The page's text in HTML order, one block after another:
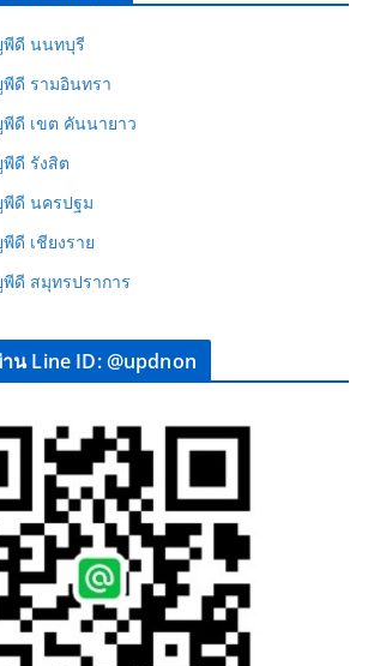
พีดี นนทบุรี
ดี รามอินทรา
ดี เขต คันนายาว
ดี รังสิต
พีดี นครปฐม
ดี เชียงราย
ดี สมุทรปราการ
น Line ID: @updnon